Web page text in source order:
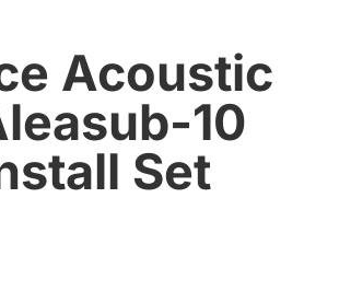
Acoustic
10
Set